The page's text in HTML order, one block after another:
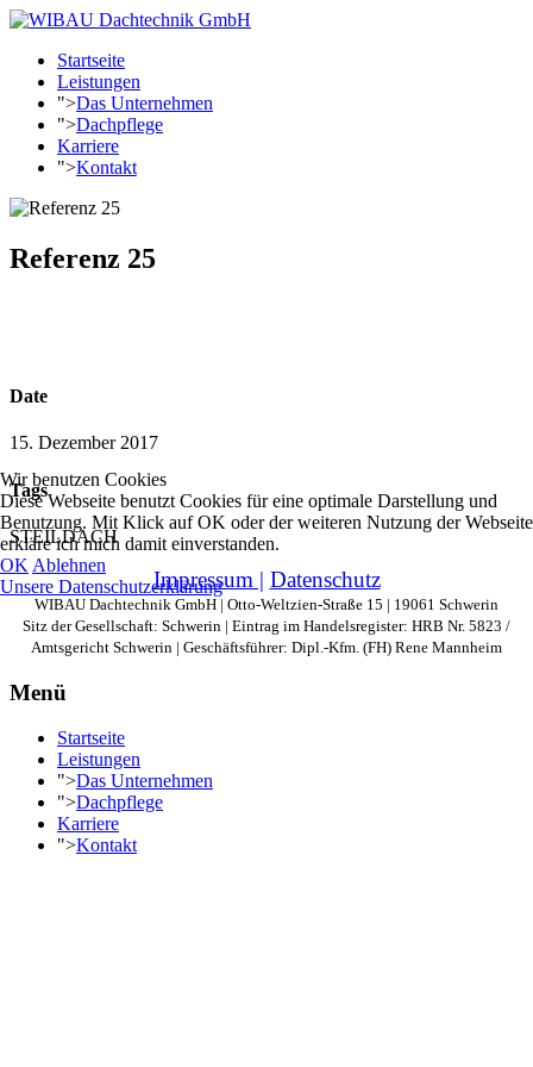
Startseite
Leistungen
">Das Unternehmen
">Dachpflege
Karriere
">Kontakt
Referenz 25
Date
15. Dezember 2017
Tags
STEILDACH
Impressum | Datenschutz
WIBAU Dachtechnik GmbH | Otto-Weltzien-Straße 15 | 19061 Schwerin
Sitz der Gesellschaft: Schwerin | Eintrag im Handelsregister: HRB Nr. 5823 /
Amtsgericht Schwerin | Geschäftsführer: Dipl.-Kfm. (FH) Rene Mannheim
Menü
Startseite
Leistungen
">Das Unternehmen
">Dachpflege
Karriere
">Kontakt
Wir benutzen Cookies
Diese Webseite benutzt Cookies für eine optimale Darstellung und
Benutzung. Mit Klick auf OK oder der weiteren Nutzung der Webseite
erkläre ich mich damit einverstanden.
OK Ablehnen
Unsere Datenschutzerklärung